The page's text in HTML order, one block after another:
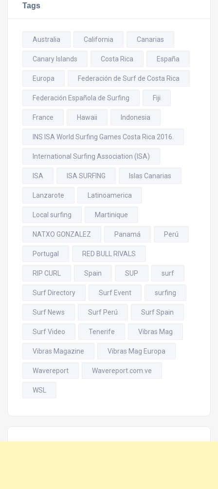
Tags
Australia California Canarias
Canary Islands Costa Rica España
Europa Federación de Surf de Costa Rica
Federación Española de Surfing Fiji
France Hawaii Indonesia
INS ISA World Surfing Games Costa Rica 2016.
International Surfing Association (ISA)
ISA ISA SURFING Islas Canarias
Lanzarote Latinoamerica
Local surfing Martinique
NATXO GONZALEZ Panamá Perú
Portugal RED BULL RIVALS
RIP CURL Spain SUP surf
Surf Directory Surf Event surfing
Surf News Surf Perú Surf Spain
Surf Video Tenerife Vibras Mag
Vibras Magazine Vibras Mag Europa
Wavereport Wavereport.com.ve
WSL